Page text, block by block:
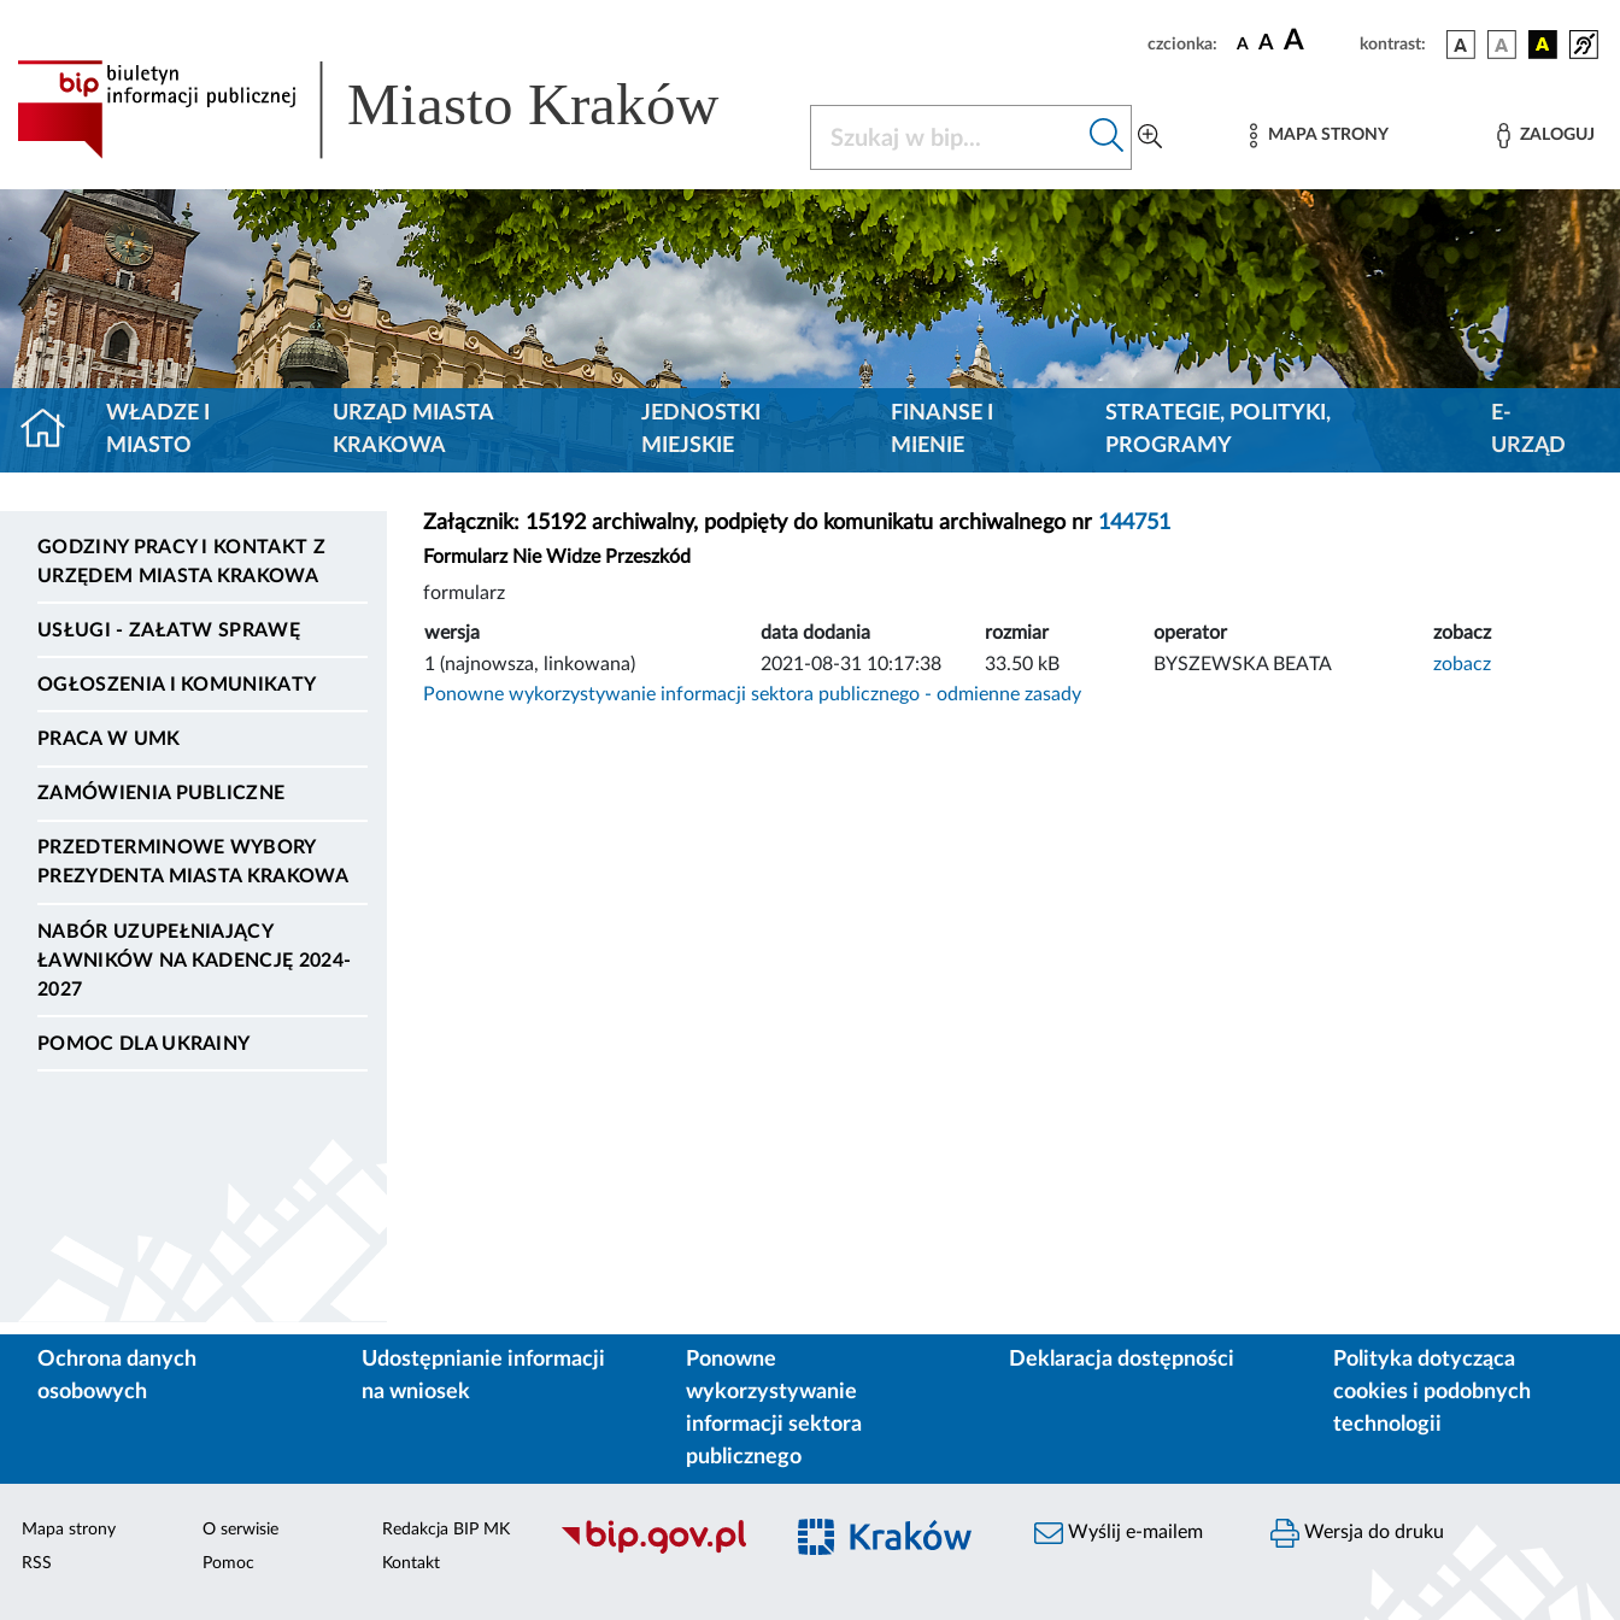
czcionka: A A A kontrast:
Miasto Kraków MAPA STRONY ZALOGUJ
WŁADZE I
MIASTO
URZĄD MIASTA
KRAKOWA
JEDNOSTKI
MIEJSKIE
FINANSE I
MIENIE
STRATEGIE, POLITYKI,
PROGRAMY
E-
URZĄD
GODZINY PRACY I KONTAKT Z
URZĘDEM MIASTA KRAKOWA
USŁUGI - ZAŁATW SPRAWĘ
OGŁOSZENIA I KOMUNIKATY
PRACA W UMK
ZAMÓWIENIA PUBLICZNE
PRZEDTERMINOWE WYBORY
PREZYDENTA MIASTA KRAKOWA
NABÓR UZUPEŁNIAJĄCY
ŁAWNIKÓW NA KADENCJĘ 2024-
2027
POMOC DLA UKRAINY
Załącznik: 15192 archiwalny, podpięty do komunikatu archiwalnego nr 144751
Formularz Nie Widze Przeszkód
formularz
wersja data dodania rozmiar operator
zobacz
1 (najnowsza, linkowana)
2021-08-31 10:17:38 33.50 kB BYSZEWSKA BEATA
zobacz
Ponowne wykorzystywanie informacji sektora publicznego - odmienne zasady
Ochrona danych
osobowych
Udostępnianie informacji
na wniosek
Ponowne
wykorzystywanie
informacji sektora
publicznego
Deklaracja dostępności
Polityka dotycząca
cookies i podobnych
technologii
Mapa strony
RSS
O serwisie
Pomoc
Redakcja BIP MK
Kontakt
Wyślij e-mailem Wersja do druku